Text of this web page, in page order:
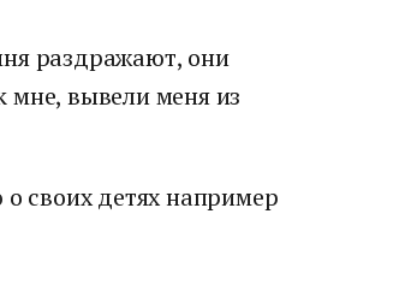
раздражают, они
мне, вывели меня из
своих детях например